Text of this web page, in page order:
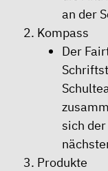
an der
Kompass
Der
sich
Produkte